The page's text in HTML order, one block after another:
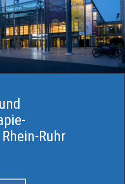
Ruhr